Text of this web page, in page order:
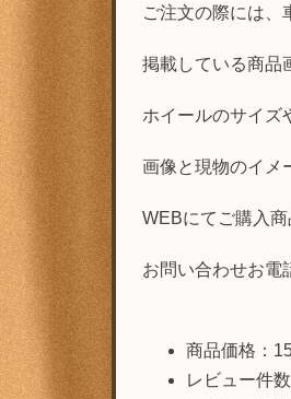
ご注文の際には、
掲載している商品
ホイールのサイズ
画像と現物のイメ
WEBにてご購入商
お問い合わせお電
商品価格：
レビュー件